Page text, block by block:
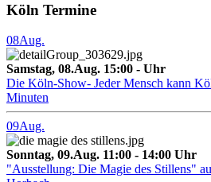
Köln Termine
08Aug.
Samstag, 08.Aug. 15:00 - Uhr
Die Köln-Show- Jeder Mensch kann
Minuten
09Aug.
Sonntag, 09.Aug. 11:00 - 14:00 Uhr
"Ausstellung: Die Magie des Stillens"